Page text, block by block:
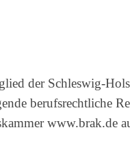
der Schleswig-
berufsrechtliche
www.brak.de